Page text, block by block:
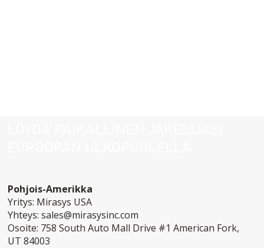
Pohjois-Amerikka
Yritys: Mirasys USA
Yhteys:sales@mirasysinc.com
Osoite: 758 South Auto Mall Drive #1 American Fork,
UT 84003